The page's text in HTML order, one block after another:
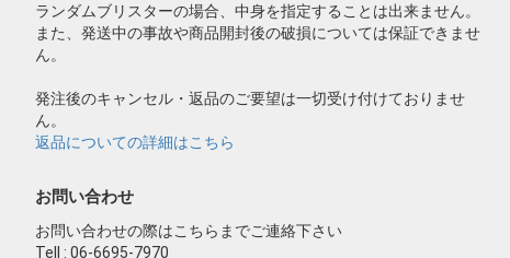
ランダムブリスターの場合、中身を指定することは出来ません。
また、発送中の事故や商品開封後の破損については保証できませ
ん。
発注後のキャンセル・返品のご要望は一切受け付けておりませ
ん。
返品についての詳細はこちら
お問い合わせ
お問い合わせの際はこちらまでご連絡下さい
Tell : 06-6695-7970